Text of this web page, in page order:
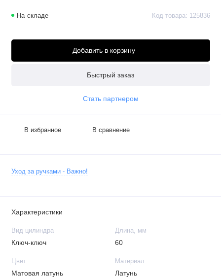
На складе Код товара: 125836
Добавить в корзину
Быстрый заказ
Стать партнером
В избранное В сравнение
Уход за ручками - Важно!
Характеристики
Вид цилиндра
Ключ-ключ
Длина, мм
60
Цвет
Матовая латунь
Материал
Латунь